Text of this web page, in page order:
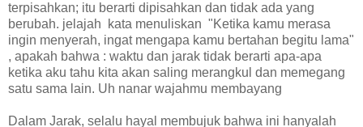
terpisahkan; itu berarti dipisahkan dan tidak ada yang
berubah. jelajah kata menuliskan "Ketika kamu merasa
ingin menyerah, ingat mengapa kamu bertahan begitu lama"
, apakah bahwa : waktu dan jarak tidak berarti apa-apa
ketika aku tahu kita akan saling merangkul dan memegang
satu sama lain. Uh nanar wajahmu membayang
Dalam Jarak, selalu hayal membujuk bahwa ini hanyalah